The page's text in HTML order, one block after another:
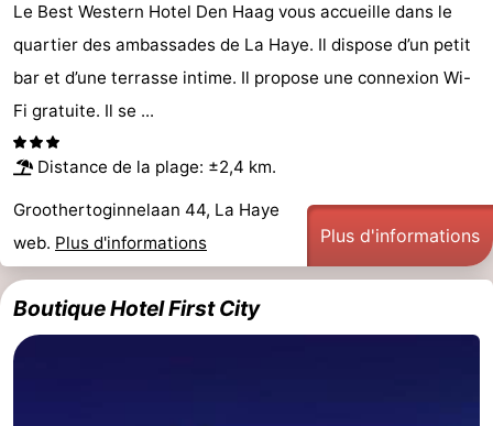
Le Best Western Hotel Den Haag vous accueille dans le
quartier des ambassades de La Haye. Il dispose d’un petit
bar et d’une terrasse intime. Il propose une connexion Wi-
Fi gratuite. Il se ...
Distance de la plage: ±2,4 km.
Groothertoginnelaan 44, La Haye
web. Plus d'informations Plus d'informations
Boutique Hotel First City